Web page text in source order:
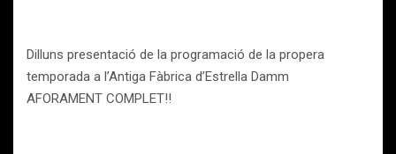
Dilluns presentació de la programació de la propera
temporada a l’Antiga Fàbrica d’Estrella Damm
AFORAMENT COMPLET!!